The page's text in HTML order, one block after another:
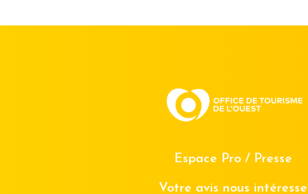
Espace Pro / Presse
Votre avis nous intéresse